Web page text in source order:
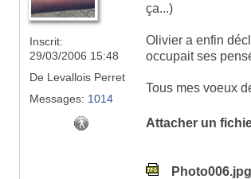
Inscrit:
29/03/2006 15:48
De Levallois Perret
Messages: 1014
ça...)
Olivier a enfin
occupait ses
Tous mes voeux
Attacher un
Photo006.jpg